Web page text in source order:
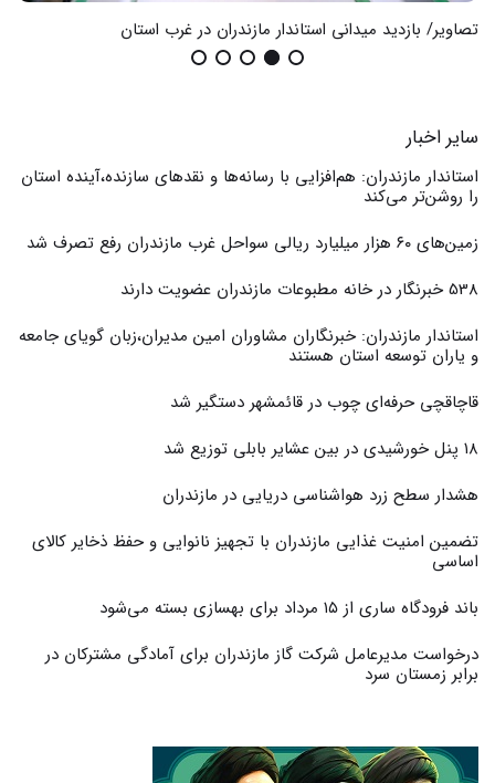
تصاویر/ بازدید میدانی استاندار مازندران در غرب استان
سایر اخبار
استاندار مازندران: هم‌افزایی با رسانه‌ها و نقدهای سازنده،آینده استان
را روشن‌تر می‌کند
زمین‌های ۶۰ هزار میلیارد ریالی سواحل غرب مازندران رفع تصرف شد
538 خبرنگار در خانه مطبوعات مازندران عضویت دارند
استاندار مازندران: خبرنگاران مشاوران امین مدیران،زبان گویای جامعه
و یاران توسعه استان هستند
قاچاقچی حرفه‌ای چوب در قائمشهر دستگیر شد
۱۸ پنل خورشیدی در بین عشایر بابلی توزیع شد
هشدار سطح زرد هواشناسی دریایی در مازندران
تضمین امنیت غذایی مازندران با تجهیز نانوایی و حفظ ذخایر کالای
اساسی
باند فرودگاه ساری از ۱۵ مرداد برای بهسازی بسته می‌شود
درخواست مدیرعامل شرکت گاز مازندران برای آمادگی مشترکان در
برابر زمستان سرد